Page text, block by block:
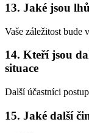
13. Jaké jsou
Vaše záležitost bude
14. Kteří jsou
situace
Další účastníci
15. Jaké další